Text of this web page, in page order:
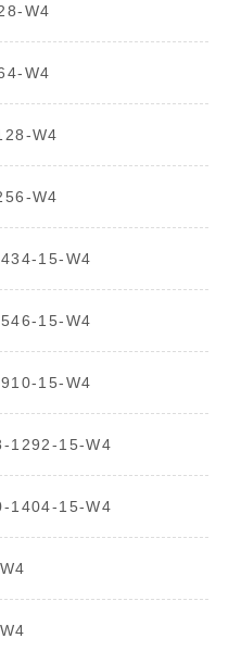
W4
W4
W4
W4
15-W4
15-W4
15-W4
1292-15-W4
1404-15-W4